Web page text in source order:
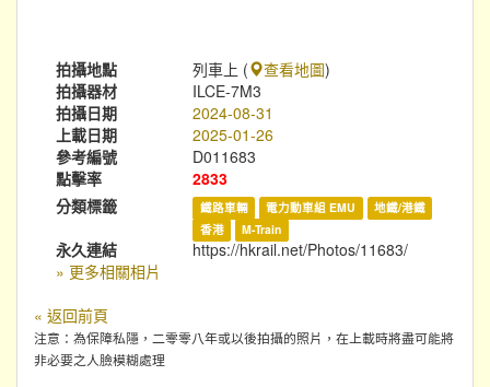
拍攝地點 列車上 ( 查看地圖)
拍攝器材
ILCE-7M3
拍攝日期
2024-08-31
上載日期
2025-01-26
參考編號
D011683
點擊率
2833
分類標籤
鐵路車輛 電力動車組 EMU
地鐵/港鐵
香港
M-Train
永久連結
https://hkrail.net/Photos/11683/
» 更多相關相片
« 返回前頁
注意：為保障私隱，二零零八年或以後拍攝的照片，在上載時將盡可能將
非必要之人臉模糊處理